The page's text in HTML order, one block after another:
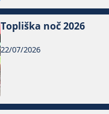
Topliška noč 2026
22/07/2026